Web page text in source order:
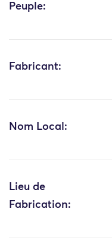
Peuple:
Fabricant:
Nom Local:
Lieu de
Fabrication: